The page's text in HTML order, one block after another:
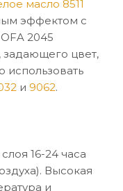
масло 8511
эффектом с
2045
задающего цвет,
и 9062.
16-24 часа
Высокая
и